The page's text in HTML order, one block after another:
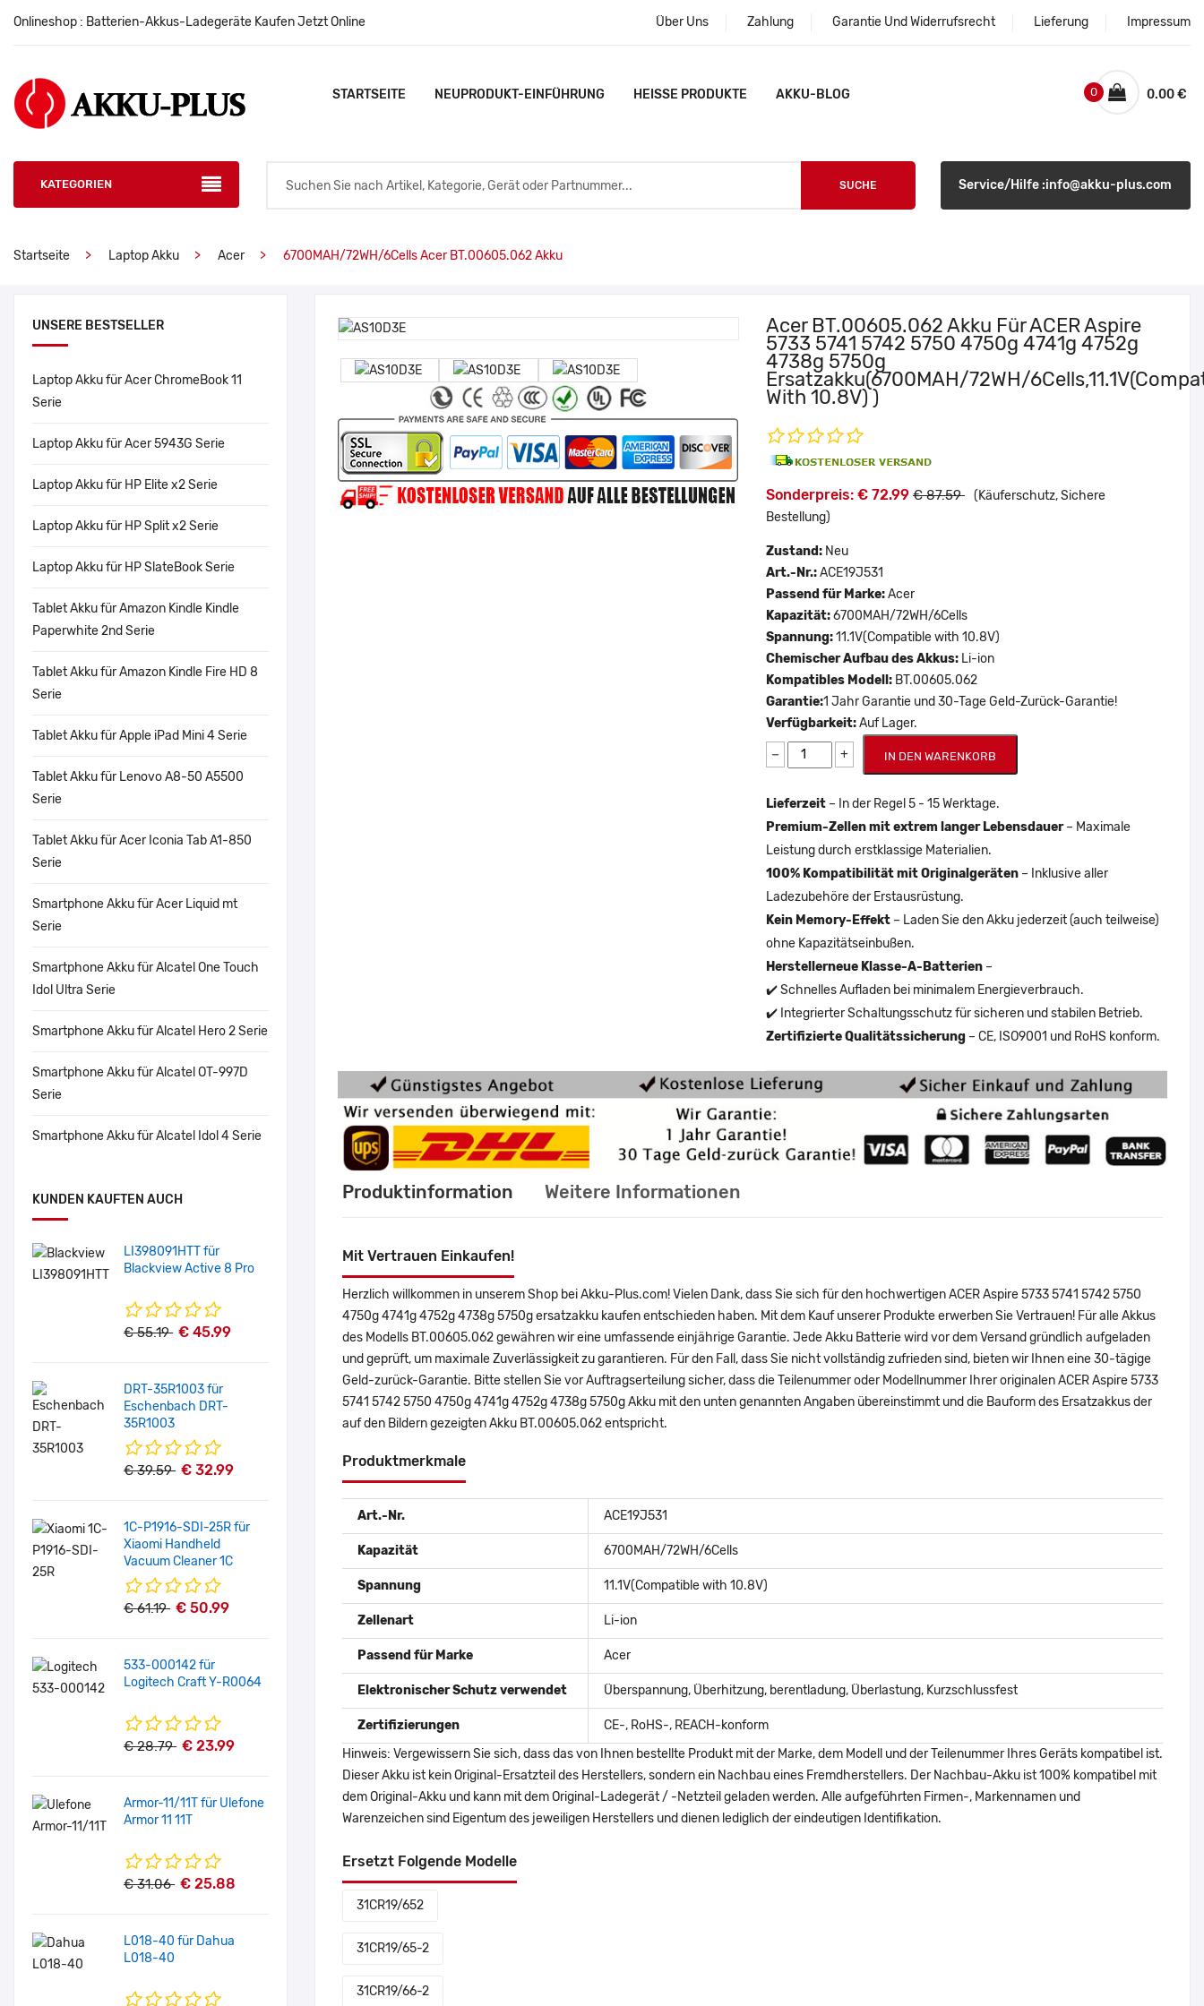
Onlineshop : Batterien-Akkus-Ladegeräte Kaufen Jetzt Online Über Uns Zahlung Garantie Und Widerrufsrecht Lieferung Impressum
STARTSEITE NEUPRODUKT-EINFÜHRUNG HEISSE PRODUKTE AKKU-BLOG 0.00 €
0
KATEGORIEN SUCHE Service/Hilfe :info@akku-plus.com
Startseite Laptop Akku Acer 6700MAH/72WH/6Cells Acer BT.00605.062 Akku
UNSERE BESTSELLER
Laptop Akku für Acer ChromeBook 11
Serie
Laptop Akku für Acer 5943G Serie
Laptop Akku für HP Elite x2 Serie
Laptop Akku für HP Split x2 Serie
Laptop Akku für HP SlateBook Serie
Tablet Akku für Amazon Kindle Kindle
Paperwhite 2nd Serie
Tablet Akku für Amazon Kindle Fire HD 8
Serie
Tablet Akku für Apple iPad Mini 4 Serie
Tablet Akku für Lenovo A8-50 A5500
Serie
Tablet Akku für Acer Iconia Tab A1-850
Serie
Smartphone Akku für Acer Liquid mt
Serie
Smartphone Akku für Alcatel One Touch
Idol Ultra Serie
Smartphone Akku für Alcatel Hero 2 Serie
Smartphone Akku für Alcatel OT-997D
Serie
Smartphone Akku für Alcatel Idol 4 Serie
KUNDEN KAUFTEN AUCH
LI398091HTT für
Blackview Active 8 Pro
€ 55.19 € 45.99
DRT-35R1003 für
Eschenbach DRT-
35R1003
€ 39.59 € 32.99
1C-P1916-SDI-25R für
Xiaomi Handheld
Vacuum Cleaner 1C
€ 61.19 € 50.99
533-000142 für
Logitech Craft Y-R0064
€ 28.79 € 23.99
Armor-11/11T für Ulefone
Armor 11 11T
€ 31.06 € 25.88
L018-40 für Dahua
L018-40
Acer BT.00605.062 Akku Für ACER Aspire
5733 5741 5742 5750 4750g 4741g 4752g
4738g 5750g
Ersatzakku(6700MAH/72WH/
With 10.8V) )
Sonderpreis: € 72.99 € 87.59 (Käuferschutz, Sichere
Bestellung)
Zustand: Neu
Art.-Nr.:ACE19J531
Passend für Marke:Acer
Kapazität:6700MAH/72WH/6Cells
Spannung:11.1V(Compatible with 10.8V)
Chemischer Aufbau des Akkus: Li-ion
Kompatibles Modell: BT.00605.062
Garantie:1 Jahr Garantie und 30-Tage Geld-Zurück-Garantie!
Verfügbarkeit:Auf Lager.
− + IN DEN WARENKORB
Lieferzeit – In der Regel 5 - 15 Werktage.
Premium-Zellen mit extrem langer Lebensdauer– Maximale
Leistung durch erstklassige Materialien.
100% Kompatibilität mit Originalgeräten – Inklusive aller
Ladezubehöre der Erstausrüstung.
Kein Memory-Effekt – Laden Sie den Akku jederzeit (auch teilweise)
ohne Kapazitätseinbußen.
Herstellerneue Klasse-A-Batterien –
✔️ Schnelles Aufladen bei minimalem Energieverbrauch.
✔️ Integrierter Schaltungsschutz für sicheren und stabilen Betrieb.
Zertifizierte Qualitätssicherung – CE, ISO9001 und RoHS konform.
Produktinformation Weitere Informationen
Mit Vertrauen Einkaufen!
Herzlich willkommen in unserem Shop bei Akku-Plus.com! Vielen Dank, dass Sie sich für den hochwertigen ACER Aspire 5733 5741 5742 5750
4750g 4741g 4752g 4738g 5750g ersatzakku kaufen entschieden haben. Mit dem Kauf unserer Produkte erwerben Sie Vertrauen! Für alle Akkus
des Modells BT.00605.062 gewähren wir eine umfassende einjährige Garantie. Jede Akku Batterie wird vor dem Versand gründlich aufgeladen
und geprüft, um maximale Zuverlässigkeit zu garantieren. Für den Fall, dass Sie nicht vollständig zufrieden sind, bieten wir Ihnen eine 30-tägige
Geld-zurück-Garantie. Bitte stellen Sie vor Auftragserteilung sicher, dass die Teilenummer oder Modellnummer Ihrer originalen ACER Aspire 5733
5741 5742 5750 4750g 4741g 4752g 4738g 5750g Akku mit den unten genannten Angaben übereinstimmt und die Bauform des Ersatzakkus der
auf den Bildern gezeigten Akku BT.00605.062 entspricht.
Produktmerkmale
Art.-Nr. ACE19J531
Kapazität 6700MAH/72WH/6Cells
Spannung 11.1V(Compatible with 10.8V)
Zellenart Li-ion
Passend für Marke Acer
Elektronischer Schutz verwendet Überspannung, Überhitzung, berentladung, Überlastung, Kurzschlussfest
Zertifizierungen
CE-, RoHS-, REACH-konform
Hinweis: Vergewissern Sie sich, dass das von Ihnen bestellte Produkt mit der Marke, dem Modell und der Teilenummer Ihres Geräts kompatibel ist.
Dieser Akku ist kein Original-Ersatzteil des Herstellers, sondern ein Nachbau eines Fremdherstellers. Der Nachbau-Akku ist 100% kompatibel mit
dem Original-Akku und kann mit dem Original-Ladegerät / -Netzteil geladen werden. Alle aufgeführten Firmen-, Markennamen und
Warenzeichen sind Eigentum des jeweiligen Herstellers und dienen lediglich der eindeutigen Identifikation.
Ersetzt Folgende Modelle
31CR19/652
31CR19/65-2
31CR19/66-2